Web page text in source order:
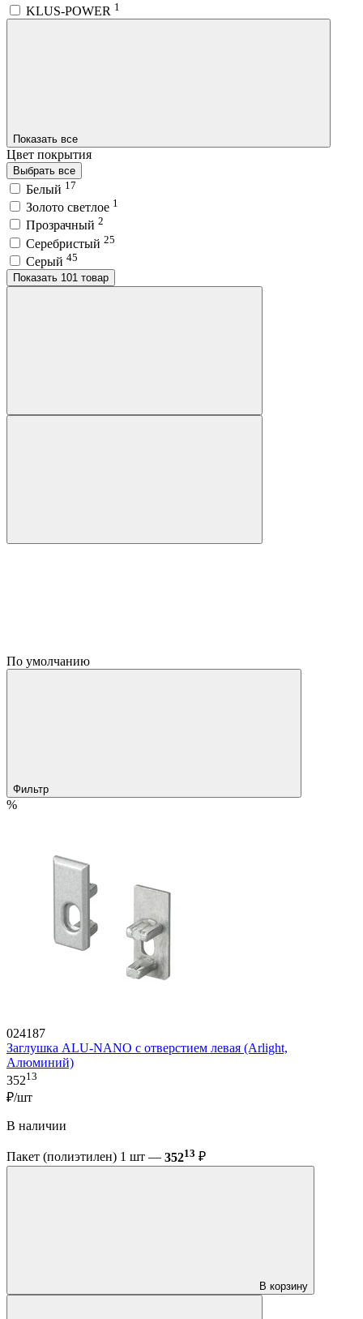
KLUS-POWER 1
Показать все
Цвет покрытия
Выбрать все
Белый 17
Золото светлое 1
Прозрачный 2
Серебристый 25
Серый 45
Показать 101 товар
По умолчанию
Фильтр
%
024187
Заглушка ALU-NANO с отверстием левая (Arlight,
Алюминий)
35213
₽/шт
В наличии
Пакет (полиэтилен) 1 шт — 35213 ₽
В корзину